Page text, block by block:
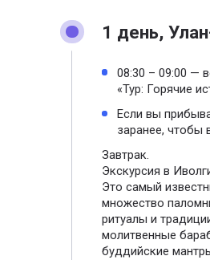
1 день,
08:30 – 09:00 —
«Тур: Горячие
Если вы
заранее, чтобы
Завтрак.
Экскурсия в
Это самый
множество
ритуалы и
молитвенные
буддийские